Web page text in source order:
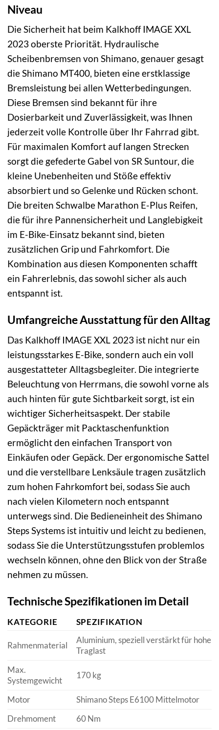
Niveau
Die Sicherheit hat beim Kalkhoff IMAGE XXL
2023 oberste Priorität. Hydraulische
Scheibenbremsen von Shimano, genauer gesagt
die Shimano MT400, bieten eine erstklassige
Bremsleistung bei allen Wetterbedingungen.
Diese Bremsen sind bekannt für ihre
Dosierbarkeit und Zuverlässigkeit, was Ihnen
jederzeit volle Kontrolle über Ihr Fahrrad gibt.
Für maximalen Komfort auf langen Strecken
sorgt die gefederte Gabel von SR Suntour, die
kleine Unebenheiten und Stöße effektiv
absorbiert und so Gelenke und Rücken schont.
Die breiten Schwalbe Marathon E-Plus Reifen,
die für ihre Pannensicherheit und Langlebigkeit
im E-Bike-Einsatz bekannt sind, bieten
zusätzlichen Grip und Fahrkomfort. Die
Kombination aus diesen Komponenten schafft
ein Fahrerlebnis, das sowohl sicher als auch
entspannt ist.
Umfangreiche Ausstattung für den Alltag
Das Kalkhoff IMAGE XXL 2023 ist nicht nur ein
leistungsstarkes E-Bike, sondern auch ein voll
ausgestatteter Alltagsbegleiter. Die integrierte
Beleuchtung von Herrmans, die sowohl vorne als
auch hinten für gute Sichtbarkeit sorgt, ist ein
wichtiger Sicherheitsaspekt. Der stabile
Gepäckträger mit Packtaschenfunktion
ermöglicht den einfachen Transport von
Einkäufen oder Gepäck. Der ergonomische Sattel
und die verstellbare Lenksäule tragen zusätzlich
zum hohen Fahrkomfort bei, sodass Sie auch
nach vielen Kilometern noch entspannt
unterwegs sind. Die Bedieneinheit des Shimano
Steps Systems ist intuitiv und leicht zu bedienen,
sodass Sie die Unterstützungsstufen problemlos
wechseln können, ohne den Blick von der Straße
nehmen zu müssen.
Technische Spezifikationen im Detail
KATEGORIE SPEZIFIKATION
Rahmenmaterial
Aluminium, speziell verstärkt für hohe
Traglast
Max.
Systemgewicht
170 kg
Motor
Shimano Steps E6100 Mittelmotor
Drehmoment
60 Nm